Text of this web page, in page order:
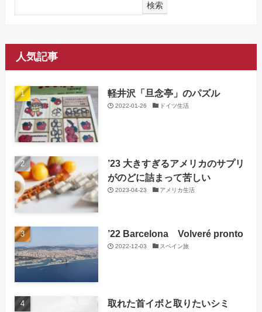
検索
人気記事
軽井沢「旦念亭」のパズル
2022-01-26 ドイツ生活
’23 大きすぎるアメリカのサプリ
がのどに詰まって苦しい
2023-04-23 アメリカ生活
’22 Barcelona Volveré pronto
2022-12-03 スペイン旅
取れた首イボと取りたいシミ